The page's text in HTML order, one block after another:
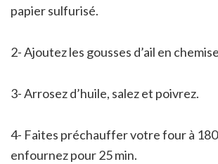
papier sulfurisé.
2- Ajoutez les gousses d’ail en
3- Arrosez d’huile, salez et poivrez.
4- Faites préchauffer votre four à
enfournez pour 25 min.